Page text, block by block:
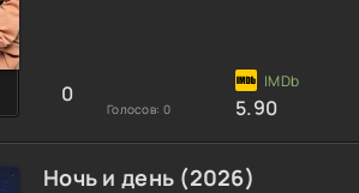
0
Голосов: 0 5.90
Ночь и день (2026)